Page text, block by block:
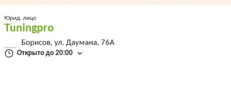
Юрид. лицо
Tuningpro
Борисов, ул. Даумана, 76А
Открыто до 20:00